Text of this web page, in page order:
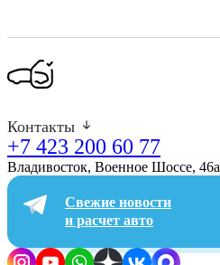
Контакты
+7 423 200 60 77
Владивосток, Военное Шоссе, 46а​
Свежие новости
и расчет авто